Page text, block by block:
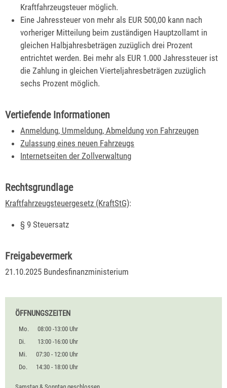
Kraftfahrzeugsteuer möglich.
Eine Jahressteuer von mehr als EUR 500,00 kann nach
vorheriger Mitteilung beim zuständigen Hauptzollamt in
gleichen Halbjahresbeträgen zuzüglich drei Prozent
entrichtet werden. Bei mehr als EUR 1.000 Jahressteuer ist
die Zahlung in gleichen Vierteljahresbeträgen zuzüglich
sechs Prozent möglich.
Vertiefende Informationen
Anmeldung, Ummeldung, Abmeldung von Fahrzeugen
Zulassung eines neuen Fahrzeugs
Internetseiten der Zollverwaltung
Rechtsgrundlage
Kraftfahrzeugsteuergesetz (KraftStG):
§ 9 Steuersatz
Freigabevermerk
21.10.2025 Bundesfinanzministerium
ÖFFNUNGSZEITEN
Mo.
08:00 -13:00 Uhr
Di.
13:00 -16:00 Uhr
Mi.
07:30 - 12:00 Uhr
Do.
14:30 - 18:00 Uhr